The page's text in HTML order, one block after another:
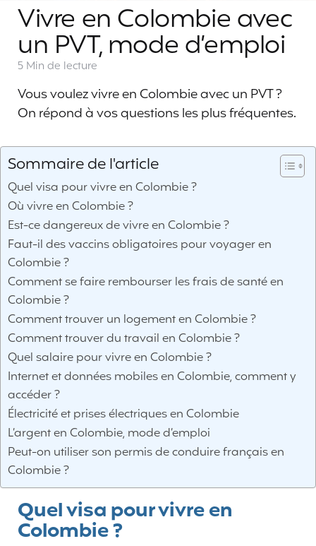
Vivre en Colombie avec
un PVT, mode d’emploi
5 Min de lecture
Vous voulez vivre en Colombie avec un PVT ?
On répond à vos questions les plus fréquentes.
Sommaire de l'article
Quel visa pour vivre en Colombie ?
Où vivre en Colombie ?
Est-ce dangereux de vivre en Colombie ?
Faut-il des vaccins obligatoires pour voyager en
Colombie ?
Comment se faire rembourser les frais de santé en
Colombie ?
Comment trouver un logement en Colombie ?
Comment trouver du travail en Colombie ?
Quel salaire pour vivre en Colombie ?
Internet et données mobiles en Colombie, comment y
accéder ?
Électricité et prises électriques en Colombie
L’argent en Colombie, mode d’emploi
Peut-on utiliser son permis de conduire français en
Colombie ?
Quel visa pour vivre en
Colombie ?